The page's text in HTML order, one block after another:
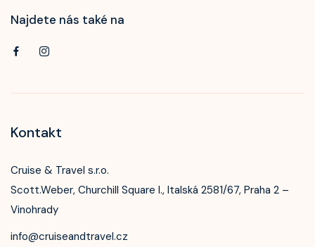
Najdete nás také na
Kontakt
Cruise & Travel s.r.o.
Scott.Weber, Churchill Square I., Italská 2581/67, Praha 2 –
Vinohrady
info@cruiseandtravel.cz